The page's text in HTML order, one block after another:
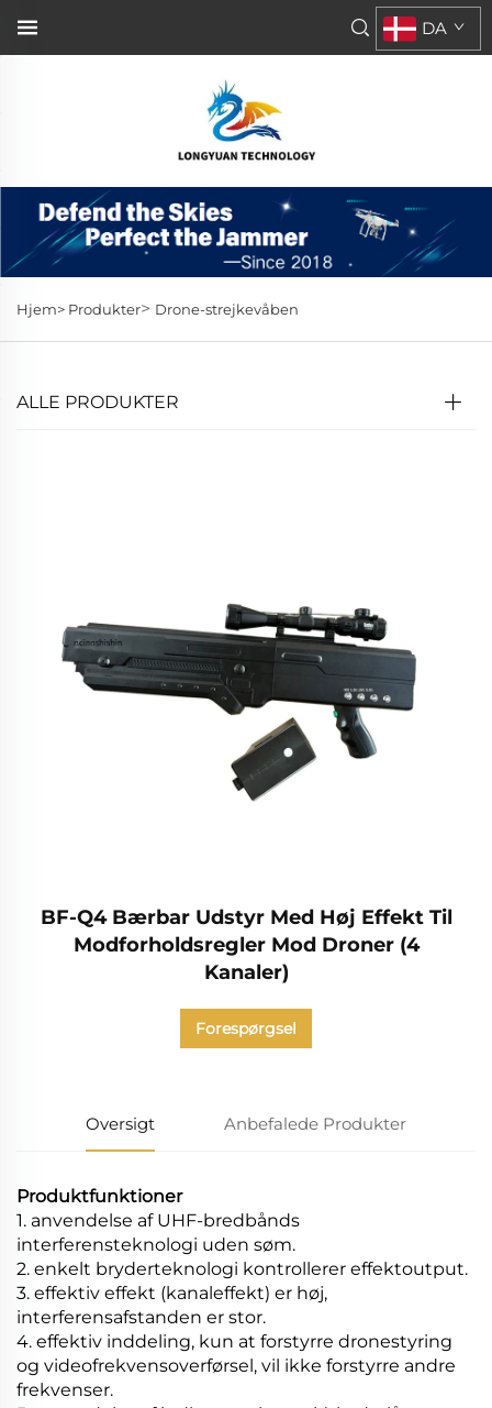
DA
Hjem> Produkter> Drone-strejkevåben
ALLE PRODUKTER
BF-Q4 Bærbar Udstyr Med Høj Effekt Til
Modforholdsregler Mod Droner (4
Kanaler)
Forespørgsel
Oversigt Anbefalede Produkter
Produktfunktioner
1. anvendelse af UHF-bredbånds
interferensteknologi uden søm.
2. enkelt bryderteknologi kontrollerer effektoutput.
3. effektiv effekt (kanaleffekt) er høj,
interferensafstanden er stor.
4. effektiv inddeling, kun at forstyrre dronestyring
og videofrekvensoverførsel, vil ikke forstyrre andre
frekvenser.